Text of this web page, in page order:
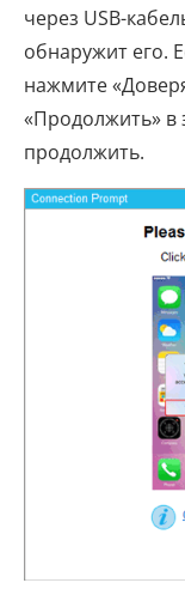
через USB-
обнаружит его.
нажмите
«Продолжить» в
продолжить.